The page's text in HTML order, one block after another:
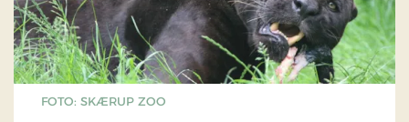
FOTO: SKÆRUP ZOO